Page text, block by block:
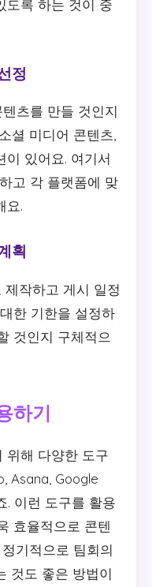
도록 하는 것이 중
정
츠를 만들 것인지
셜 미디어 콘텐츠,
이 있어요. 여기서
고 각 플랫폼에 맞
요.
획
제작하고 게시 일정
한 기한을 설정하
것인지 구체적으
하기
위해 다양한 도구
Asana, Google
. 이런 도구를 활용
효율적으로 콘텐
기적으로 팀회의
것도 좋은 방법이